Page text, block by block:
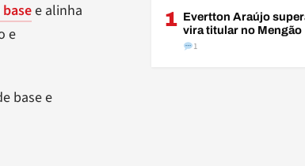
e alinha
e
base e
1 Evertton Araújo
vira titular no Mengão
1